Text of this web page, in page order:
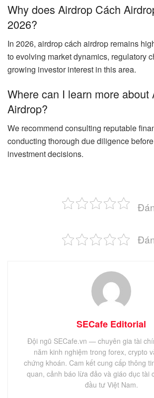
Why does Airdrop Cách
2026?
In 2026, airdrop cách airdrop remains
to evolving market dynamics, regulatory
growing investor interest in this area.
Where can I learn more about
Airdrop?
We recommend consulting reputable
conducting thorough due diligence
investment decisions.
SECafe Editorial
Đội ngũ SECafe.vn — chuyên gia tài
năm kinh nghiệm trong forex, crypto
chứng khoán. Cam kết cung cấp thông
quan, cảnh báo lừa đảo và giáo dục tài
đầu tư Việt Nam.